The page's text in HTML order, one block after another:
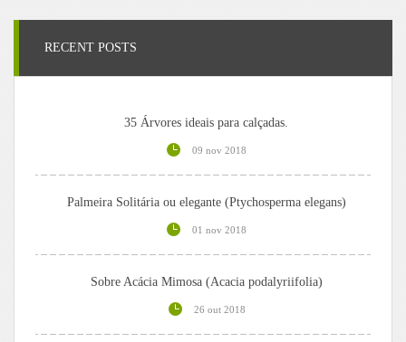
RECENT POSTS
35 Árvores ideais para calçadas.
09 nov 2018
Palmeira Solitária ou elegante (Ptychosperma elegans)
01 nov 2018
Sobre Acácia Mimosa (Acacia podalyriifolia)
26 out 2018